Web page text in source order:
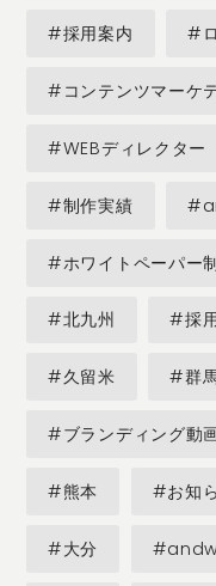
#採用案内 #
#コンテンツマーケ
#WEBディレクター
#制作実績
#ホワイトペーパー
#北九州 #採
#久留米 #群
#ブランディング動
#熊本 #お知
#大分